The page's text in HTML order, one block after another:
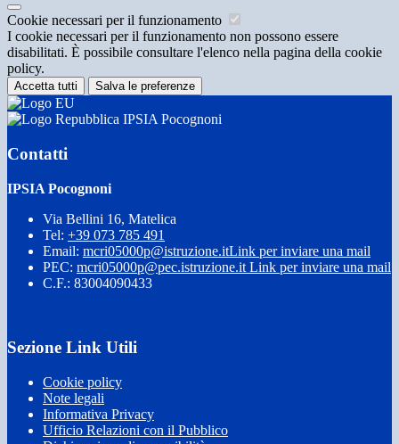
Cookie necessari per il funzionamento
I cookie necessari per il funzionamento non possono essere
disabilitati. È possibile consultare l'elenco nella pagina della cookie
policy.
Accetta tutti Salva le preferenze
IPSIA Pocognoni
Contatti
IPSIA Pocognoni
Via Bellini 16, Matelica
Tel: +39 073 785 491
Email: mcri05000p@istruzione.itLink per inviare una mail
PEC: mcri05000p@pec.istruzione.it Link per inviare una mail
C.F.: 83004090433
Sezione Link Utili
Cookie policy
Note legali
Informativa Privacy
Ufficio Relazioni con il Pubblico